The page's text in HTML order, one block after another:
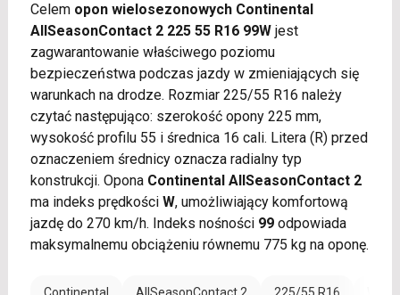
Celem opon wielosezonowych Continental
AllSeasonContact 2 225 55 R16 99Wjest
zagwarantowanie właściwego poziomu
bezpieczeństwa podczas jazdy w zmieniających się
warunkach na drodze. Rozmiar 225/55 R16 należy
czytać następująco: szerokość opony 225 mm,
wysokość profilu 55 i średnica 16 cali. Litera (R) przed
oznaczeniem średnicy oznacza radialny typ
konstrukcji. Opona Continental AllSeasonContact 2
ma indeks prędkości W, umożliwiający komfortową
jazdę do 270 km/h. Indeks nośności 99odpowiada
maksymalnemu obciążeniu równemu 775 kg na oponę.